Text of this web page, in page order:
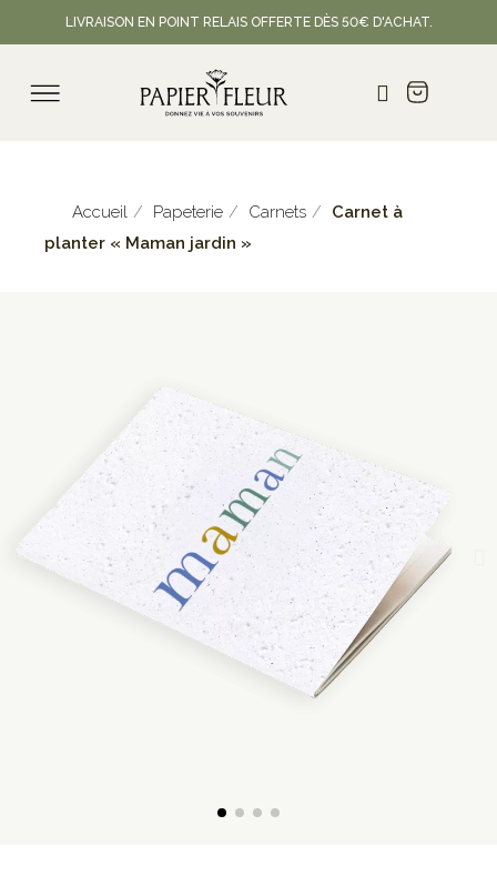
LIVRAISON EN POINT RELAIS OFFERTE DÈS 50€ D'ACHAT.
Accueil Papeterie Carnets
Carnet à
planter « Maman jardin »